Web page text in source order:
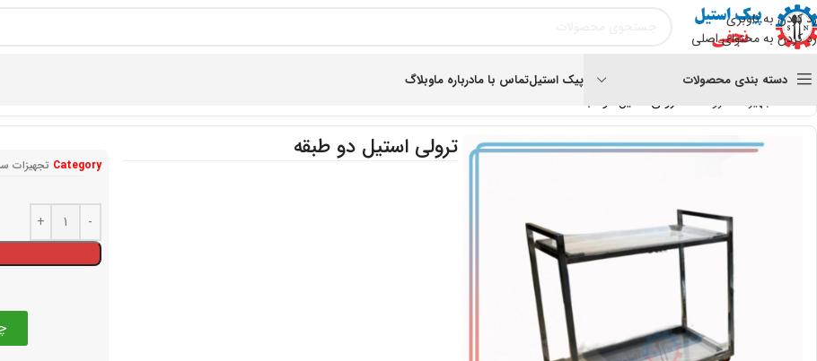
رد کردن به ناوبری
رد کردن به محتوای اصلی
دسته بندی محصولات پیک استیلتماس با مادرباره ماوبلاگ
تجهیزات سرو غذا ترولی استیل دو طبقه
ترولی استیل دو طبقه
Category تجهیزات